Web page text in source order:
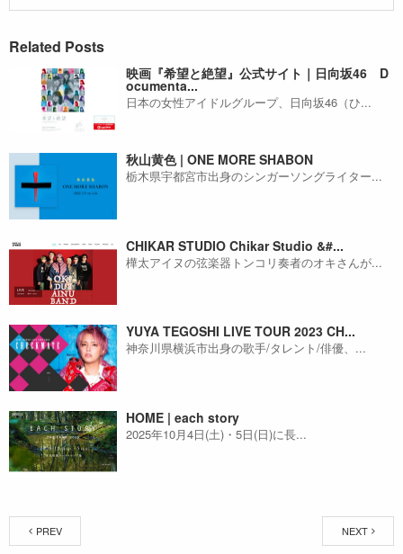
Related Posts
映画『希望と絶望』公式サイト｜日向坂46 D
ocumenta...
日本の女性アイドルグループ、日向坂46（ひ...
秋山黄色 | ONE MORE SHABON
栃木県宇都宮市出身のシンガーソングライター...
CHIKAR STUDIO Chikar Studio &#...
樺太アイヌの弦楽器トンコリ奏者のオキさんが...
YUYA TEGOSHI LIVE TOUR 2023 CH...
神奈川県横浜市出身の歌手/タレント/俳優、...
HOME | each story
2025年10月4日(土)・5日(日)に長...
PREV NEXT